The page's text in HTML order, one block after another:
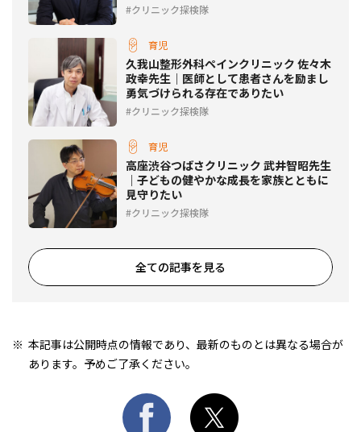
クリニック探検隊
育児
久我山整形外科ペインクリニック 佐々木
政幸先生｜医師として患者さんを励まし
勇気づけられる存在でありたい
クリニック探検隊
育児
高座渋谷つばさクリニック 武井智昭先生
｜子どもの健やかな成長を家族とともに
見守りたい
クリニック探検隊
全ての記事を見る
本記事は公開時点の情報であり、最新のものとは異なる場合が
あります。予めご了承ください。